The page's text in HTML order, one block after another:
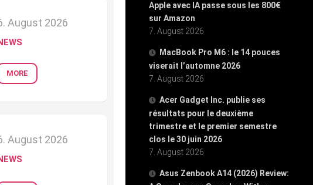
Apple avec IA passe sous les 800€
sur Amazon
7. August 2026
MacBook Pro M6 : le 14 pouces
viserait l’automne 2026
7. August 2026
Acer Gadget Inc. publie ses
résultats pour le deuxième
trimestre et le premier semestre
clos le 30 juin 2026
7. August 2026
Asus Zenbook A14 (2026) Review:
August 2026
MORE
August 2026